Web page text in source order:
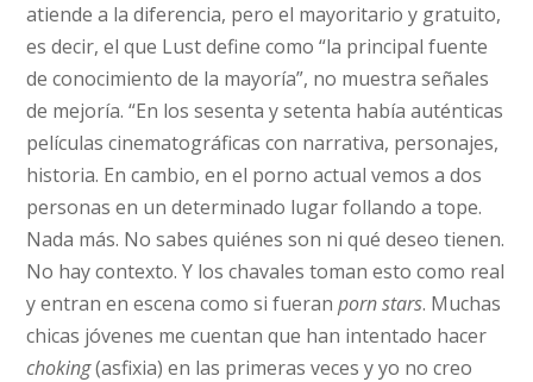
atiende a la diferencia, pero el mayoritario y gratuito,
es decir, el que Lust define como “la principal fuente
de conocimiento de la mayoría”, no muestra señales
de mejoría. “En los sesenta y setenta había auténticas
películas cinematográficas con narrativa, personajes,
historia. En cambio, en el porno actual vemos a dos
personas en un determinado lugar follando a tope.
Nada más. No sabes quiénes son ni qué deseo tienen.
No hay contexto. Y los chavales toman esto como real
y entran en escena como si fueranporn stars. Muchas
chicas jóvenes me cuentan que han intentado hacer
choking(asfixia) en las primeras veces y yo no creo